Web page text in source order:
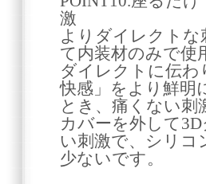
激
よりダイレクト
て内装材のみで使
ダイレクトに伝わ
快感」をより鮮明
とき、痛くない
カバーを外して
い刺激で、シリコ
少ないです。